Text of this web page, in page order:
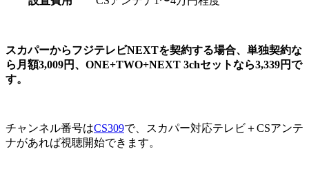
スカパーからフジテレビNEXTを契約する場合、単独契約な
ら月額3,009円、ONE+TWO+NEXT 3chセットなら3,339円で
す。
チャンネル番号はCS309で、スカパー対応テレビ＋CSアンテ
ナがあれば視聴開始できます。